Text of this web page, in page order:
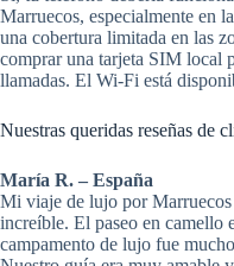
Marruecos, especialmente en
una cobertura limitada en las
comprar una tarjeta SIM local
llamadas. El Wi-Fi está
Nuestras queridas reseñas de
María R. – España
Mi viaje de lujo por Marruecos
increíble. El paseo en camello
campamento de lujo fue